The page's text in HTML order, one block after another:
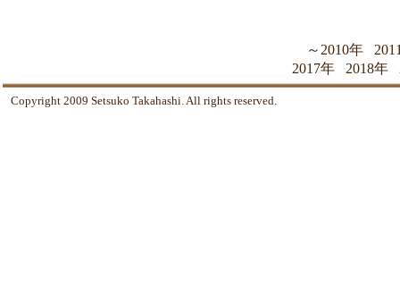
Copyright 2009 Setsuko Takahashi. All rights reserved.
～2010年
2017年
2018年